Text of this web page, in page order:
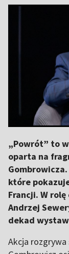
„Powrót” to
oparta na
które
Francji. W
Andrzej
dekad
Akcja rozgrywa